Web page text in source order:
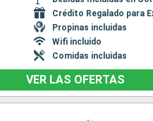
Crédito Regalado para
Propinas incluidas
Wifi incluido
Comidas incluidas
VER LAS OFERTAS